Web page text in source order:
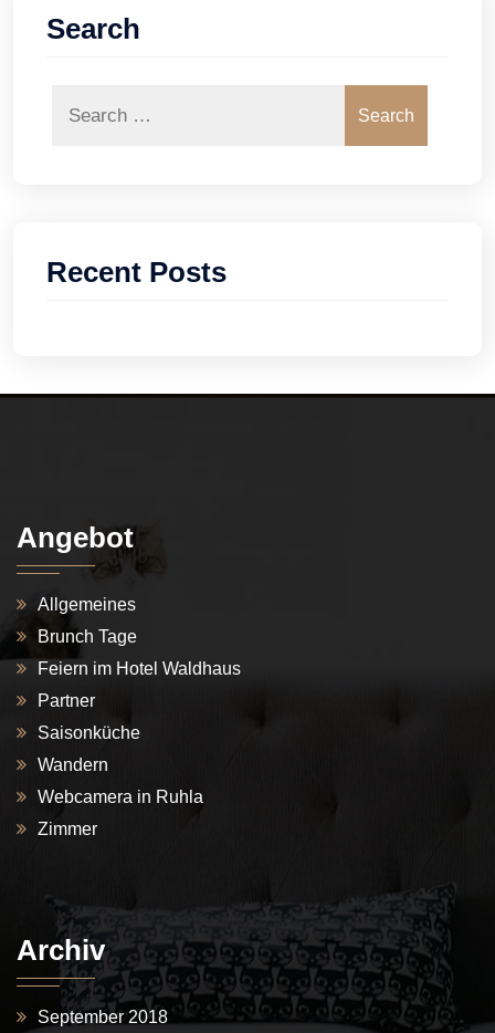
Search
Search
Recent Posts
Angebot
Allgemeines
Brunch Tage
Feiern im Hotel Waldhaus
Partner
Saisonküche
Wandern
Webcamera in Ruhla
Zimmer
Archiv
September 2018